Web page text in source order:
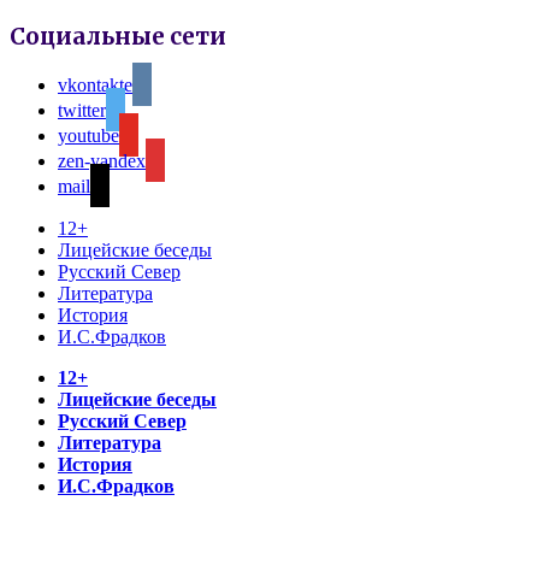
Социальные сети
vkontakte
twitter
youtube
zen-yandex
mail
12+
Лицейские беседы
Русский Север
Литература
История
И.С.Фрадков
12+
Лицейские беседы
Русский Север
Литература
История
И.С.Фрадков